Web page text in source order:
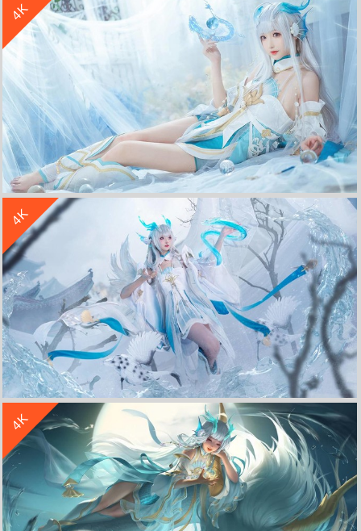
王者荣耀西施-游龙清影3440x1440带鱼屏壁纸
4K
王者荣耀 西施 游龙清影 同人cos 5K高清美女壁纸
4K
cosplay 王者荣耀西施 游龙清影 美女 4K电脑壁纸
立 即 下 载
收 藏
4K
立 即 下 载
收 藏